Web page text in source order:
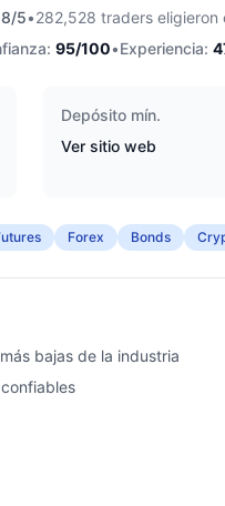
/5•282,528 traders eligieron
95/100•Experiencia:
Depósito mín.
Ver sitio web
Forex Bonds
bajas de la industria